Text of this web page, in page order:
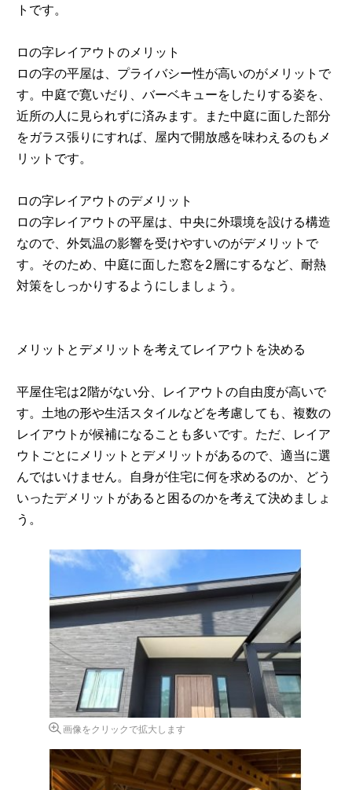
トです。
ロの字レイアウトのメリット
ロの字の平屋は、プライバシー性が高いのがメリットで
す。中庭で寛いだり、バーベキューをしたりする姿を、
近所の人に見られずに済みます。また中庭に面した部分
をガラス張りにすれば、屋内で開放感を味わえるのもメ
リットです。
ロの字レイアウトのデメリット
ロの字レイアウトの平屋は、中央に外環境を設ける構造
なので、外気温の影響を受けやすいのがデメリットで
す。そのため、中庭に面した窓を2層にするなど、耐熱
対策をしっかりするようにしましょう。
メリットとデメリットを考えてレイアウトを決める
平屋住宅は2階がない分、レイアウトの自由度が高いで
す。土地の形や生活スタイルなどを考慮しても、複数の
レイアウトが候補になることも多いです。ただ、レイア
ウトごとにメリットとデメリットがあるので、適当に選
んではいけません。自身が住宅に何を求めるのか、どう
いったデメリットがあると困るのかを考えて決めましょ
う。
画像をクリックで拡大します